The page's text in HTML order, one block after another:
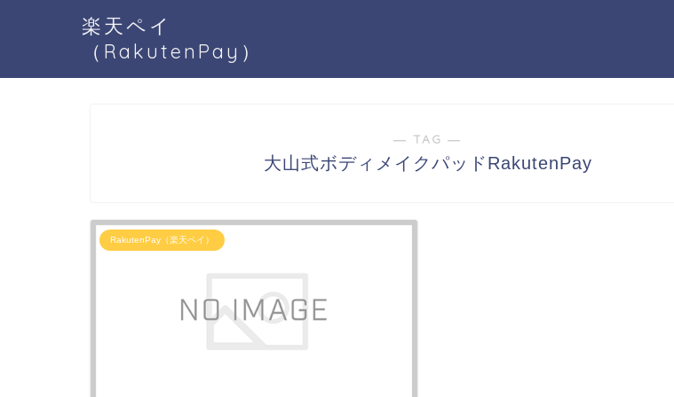
楽天ペイ
（RakutenPay）
― TAG ―
大山式ボディメイクパッドRakutenPay
RakutenPay（楽天ペイ）